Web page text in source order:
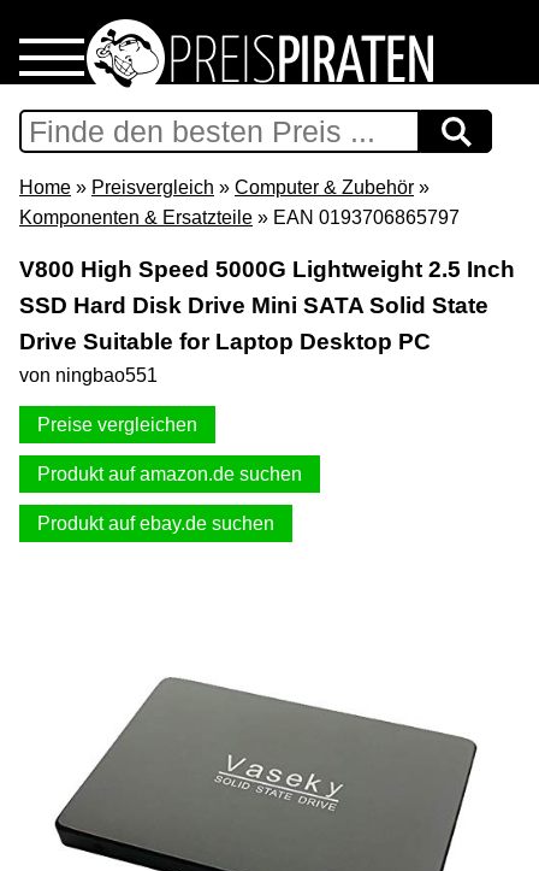
Home
Download
Support & Newsletter
Presse
Datenschutz
Impressum
Home » Preisvergleich » Computer & Zubehör »
Komponenten & Ersatzteile » EAN 0193706865797
V800 High Speed 5000G Lightweight 2.5 Inch
SSD Hard Disk Drive Mini SATA Solid State
Drive Suitable for Laptop Desktop PC
von ningbao551
Preise vergleichen
Produkt auf amazon.de suchen
Produkt auf ebay.de suchen